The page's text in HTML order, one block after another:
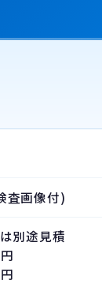
査画像付)
別途見積